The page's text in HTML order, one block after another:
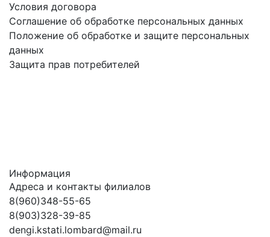
Условия договора
Соглашение об обработке персональных данных
Положение об обработке и защите персональных
данных
Защита прав потребителей
Информация
Адреса и контакты филиалов
8(960)348-55-65
8(903)328-39-85
dengi.kstati.lombard@mail.ru